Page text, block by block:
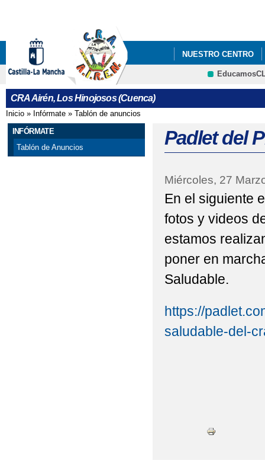
NUESTRO CENTRO
DÍA DE LA
MODIFICACIÓN DE
CRA Airén, Los Hinojosos (Cuenca)
Se encuentra usted aquí
Inicio » Infórmate » Tablón de anuncios
INFÓRMATE
Tablón de Anuncios
Padlet del
Miércoles, 27
En el siguiente
fotos y videos
estamos
poner en
Saludable.
https://
saludable-del-